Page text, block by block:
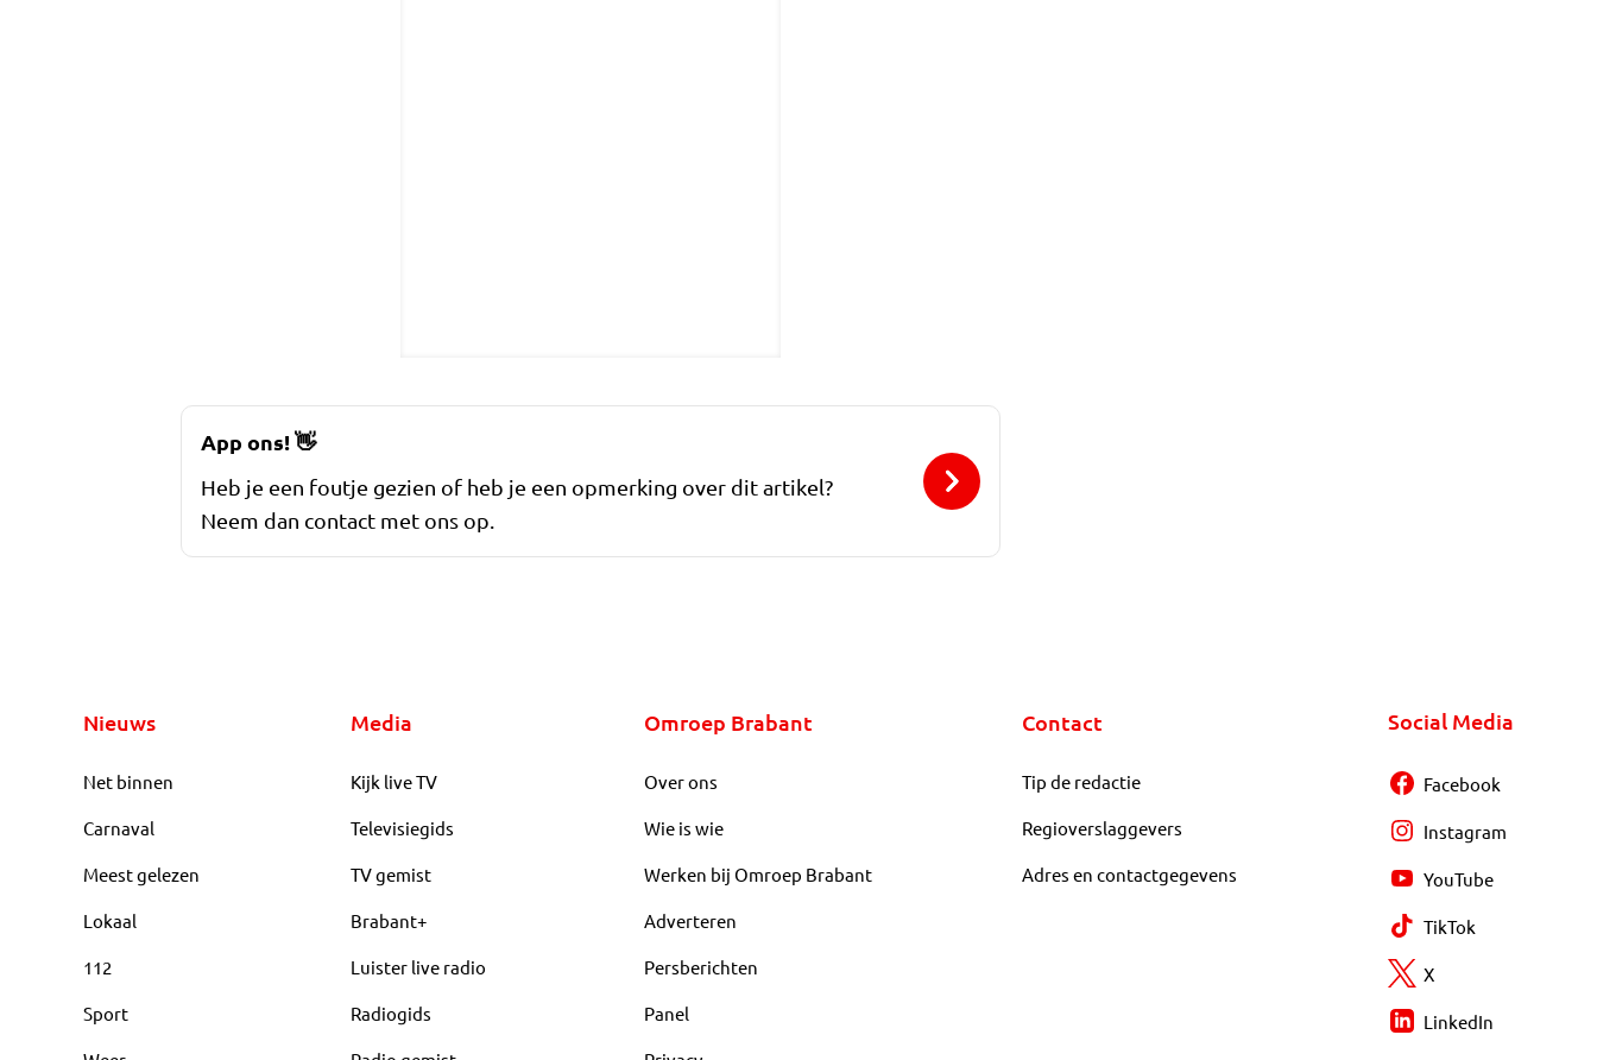
App ons!👋
Heb je een foutje gezien of heb je een opmerking over dit artikel?
Neem dan contact met ons op.
Nieuws
Net binnen
Carnaval
Meest gelezen
Lokaal
112
Sport
Media
Kijk live TV
Televisiegids
TV gemist
Brabant+
Luister live radio
Radiogids
Omroep Brabant
Over ons
Wie is wie
Werken bij Omroep Brabant
Adverteren
Persberichten
Panel
Contact
Tip de redactie
Regioverslaggevers
Adres en contactgegevens
Social Media
Facebook
Instagram
YouTube
TikTok
X
LinkedIn